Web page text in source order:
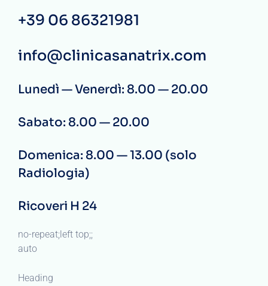
+39 06 86321981
info@clinicasanatrix.com
Lunedì — Venerdì: 8.00 — 20.00
Sabato: 8.00 — 20.00
Domenica: 8.00 — 13.00 (solo
Radiologia)
Ricoveri H 24
no-repeat;left top;;
auto
Heading